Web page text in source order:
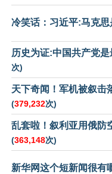
冷笑话：习近平:马克
历史为证:中国共产党
次)
天下奇闻！军机被叙击
(379,232次)
乱套啦！叙利亚用俄防
(363,148次)
新华网这个短新闻很有